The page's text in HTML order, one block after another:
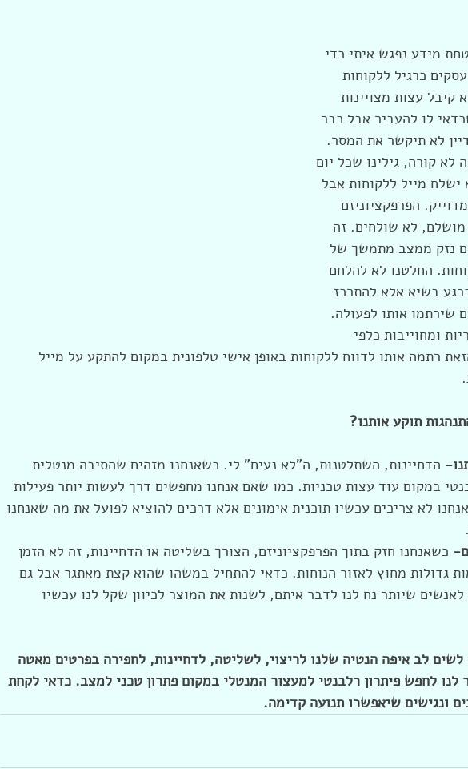
מידע נפגש איתי כדי
כרגיל ללקוחות
עצות מצויינות
לו להעביר אבל כבר
לא תיקשר את המסר.
לא קורה, גילינו שכל יום
מייל ללקוחות אבל
הפרפקציוניזם
לא שולחים. זה
נזק ממצב מתמשך של
החלטנו לא להלחם
בשיא אלא להתרכז
שירתמו אותו לפעולה.
ומחוייבות כלפי
רתמה אותו לדווח ללקוחות באופן אישי טלפונית במקום להתקע על מייל
תוקע אותנו?
הדחיינות, השתלטנות, ה"לא נעים" לי. כשאנחנו מזהים שהסיבה מנטלית
במקום עוד עצות טכניות. כמו שאם אנחנו מחפשים דרך לעשות יותר פעילות
לא צריכים עכשיו תוכנית אימונים אלא דרכים להוציא לפועל את מה שאנחנו
כשאנחנו חזק בתוך הפרפקציוניזם, הצורך בשליטה או הדחיינות, זה לא הזמן
גדולות מחוץ לאזור הנוחות. כדאי להתחיל במשהו שהוא קצת מאתגר אבל גם
שיותר נח לנו לדבר איתם, לשנות את המוצר לכיוון שקל לנו עכשיו
לב איפה הנטיה שלנו לריצוי, לשליטה, לדחיינות, לחפירה בפרטים מאטה
לנו לחפש פיתרון רלבנטי למעצור המנטלי במקום פתרון טכני למצב. כדאי לקחת
ונגישים שיאפשרו תנועה קדימה.